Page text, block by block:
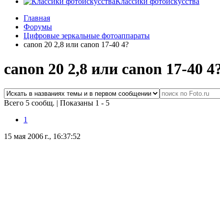
Главная
Форумы
Цифровые зеркальные фотоаппараты
canon 20 2,8 или canon 17-40 4?
canon 20 2,8 или canon 17-40
Всего 5 сообщ. | Показаны 1 - 5
1
15 мая 2006 г., 16:37:52